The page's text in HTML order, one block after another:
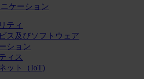
ケーション
ティ
ス及びソフトウェア
ション
ィス
ット（IoT)